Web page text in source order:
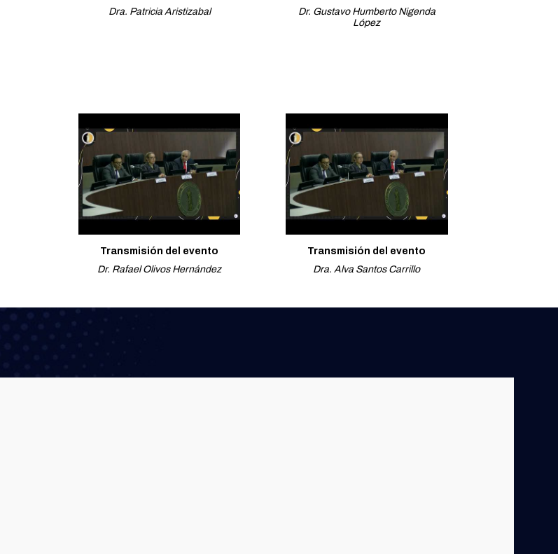
Dra. Patricia Aristizabal
Dr. Gustavo Humberto Nigenda
López
Transmisión del evento
Dr. Rafael Olivos Hernández
Transmisión del evento
Dra. Alva Santos Carrillo